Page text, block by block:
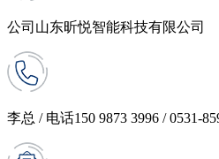
公司 山东昕悦智能科技有限公司
李总 / 电话150 9873 3996 / 0531-